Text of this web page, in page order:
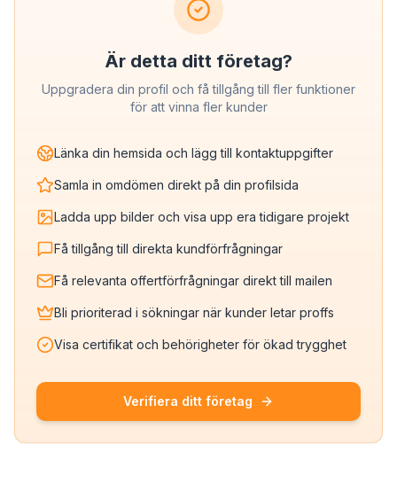
Är detta ditt företag?
Uppgradera din profil och få tillgång till fler funktioner
för att vinna fler kunder
Länka din hemsida och lägg till kontaktuppgifter
Samla in omdömen direkt på din profilsida
Ladda upp bilder och visa upp era tidigare projekt
Få tillgång till direkta kundförfrågningar
Få relevanta offertförfrågningar direkt till mailen
Bli prioriterad i sökningar när kunder letar proffs
Visa certifikat och behörigheter för ökad trygghet
Verifiera ditt företag